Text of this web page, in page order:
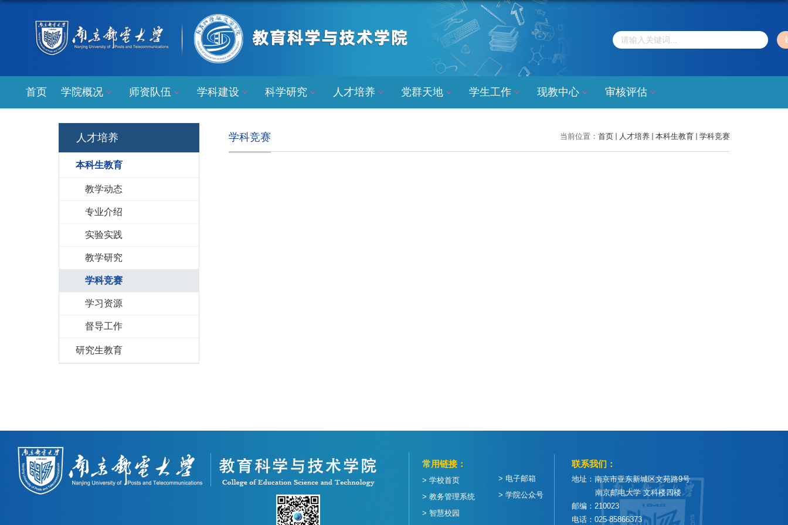
首页 学院概况 师资队伍 学科建设 科学研究 人才培养 党群天地 学生工作 现教中心 审核评估
人才培养
本科生教育
教学动态
专业介绍
实验实践
教学研究
学科竞赛
学习资源
督导工作
研究生教育
当前位置： 首页 人才培养 本科生教育 学科竞赛
学科竞赛
联系我们：
地址：南京市亚东新城区文苑路9号
南京邮电大学 文科楼四楼
邮编：210023
电话：025-85866373
> 电子邮箱
> 学院公众号
常用链接：
> 学校首页
> 教务管理系统
> 智慧校园